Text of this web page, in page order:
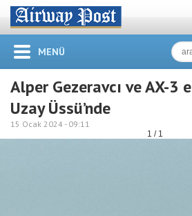
MENÜ
Alper Gezeravcı ve AX-3
Uzay Üssü’nde
15 Ocak 2024 - 09:11
1 / 1